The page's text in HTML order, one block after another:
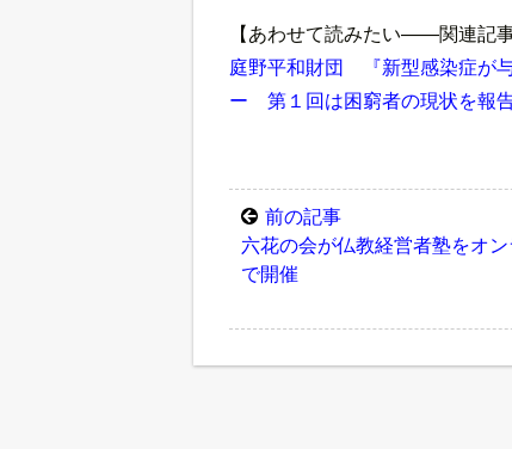
【あわせて読みたい――関連記事
庭野平和財団 『新型感染症が
ー 第１回は困窮者の現状を報
前の記事
六花の会が仏教経営者塾をオ
で開催